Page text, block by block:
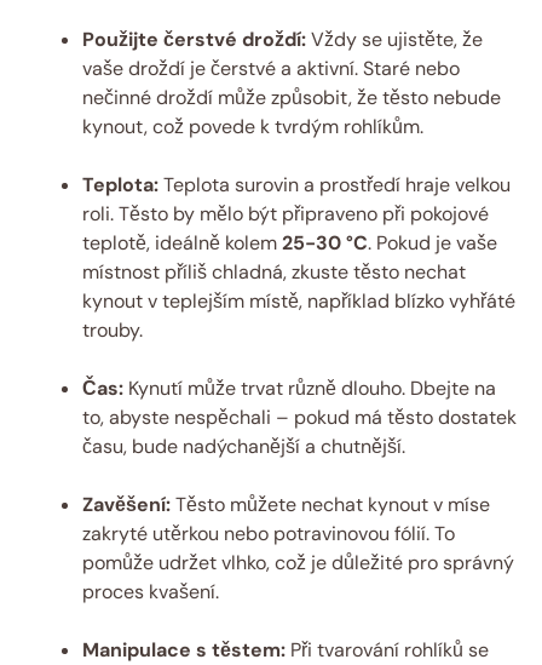
Použijte čerstvé droždí:Vždy se ujistěte, že
vaše droždí je čerstvé a aktivní. Staré nebo
nečinné droždí může způsobit, že těsto nebude
kynout, což povede k tvrdým rohlíkům.
Teplota:Teplota surovin a prostředí hraje velkou
roli. Těsto by mělo být připraveno při pokojové
teplotě, ideálně kolem25-30 °C. Pokud je vaše
místnost příliš chladná, zkuste těsto nechat
kynout v teplejším místě, například blízko vyhřáté
trouby.
Čas: Kynutí může trvat různě dlouho. Dbejte na
to, abyste nespěchali – pokud má těsto dostatek
času, bude nadýchanější a chutnější.
Zavěšení:Těsto můžete nechat kynout v míse
zakryté utěrkou nebo potravinovou fólií. To
pomůže udržet vlhko, což je důležité pro správný
proces kvašení.
Manipulace s těstem: Při tvarování rohlíků se